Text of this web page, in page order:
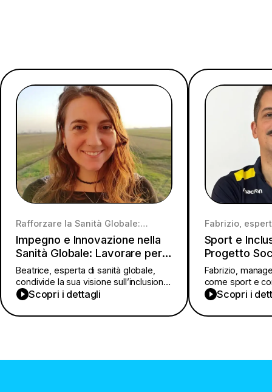
Rafforzare la Sanità Globale:
l’accesso alle cure nelle comunità
vulnerabili e il miglioramento dei
servizi sanitari in contesti fragili.
Impegno e Innovazione nella
Sanità Globale: Lavorare per
un Futuro Più Equo, Intervista
a Beatrice Pasquale.
Beatrice, esperta di sanità globale,
condivide la sua visione sull’inclusione
e innovazione sociale per un futuro più
Scopri i dettagli
Fabrizio,
l’attività
rugby
giovanile.
Sport e
Progetto
Rugby.
Blandi.
Fabrizio,
come sport e
attraverso
Scopri i